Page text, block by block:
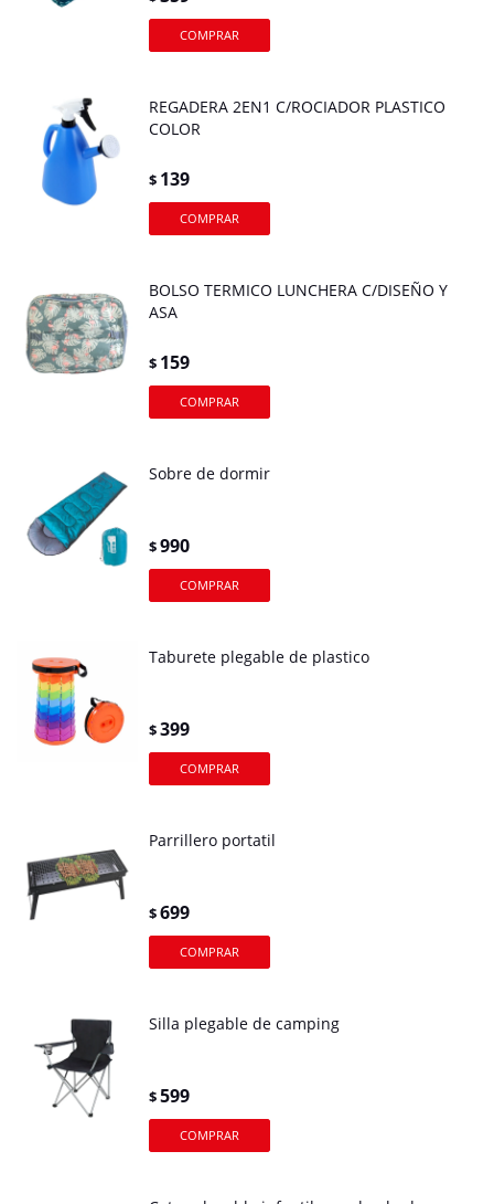
REGADERA 2EN1 C/ROCIADOR PLASTICO
COLOR
$ 139
BOLSO TERMICO LUNCHERA C/DISEÑO Y
ASA
$ 159
Sobre de dormir
$990
Taburete plegable de plastico
$399
Parrillero portatil
$699
Silla plegable de camping
$599